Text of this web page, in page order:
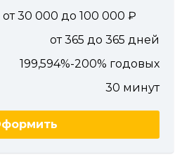
от 30 000 до 100 000
от 365 до 365 дней
199,594%-200% годовых
30 минут